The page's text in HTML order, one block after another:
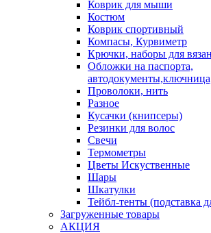
Коврик для мыши
Костюм
Коврик спортивный
Компасы, Курвиметр
Крючки, наборы для
Обложки на паспорта,
Проволоки, нить
Разное
Кусачки (книпсеры)
Резинки для волос
Свечи
Термометры
Цветы Искуственные
Шары
Шкатулки
Тейбл-тенты (подставка
Загруженные товары
АКЦИЯ